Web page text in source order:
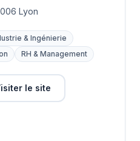
Lyon
& Ingénierie
RH & Management
le site